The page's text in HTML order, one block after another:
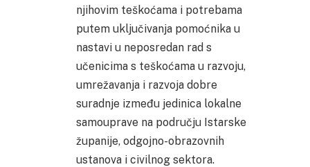
njihovim teškoćama i potrebama
putem uključivanja pomoćnika u
nastavi u neposredan rad s
učenicima s teškoćama u razvoju,
umrežavanja i razvoja dobre
suradnje između jedinica lokalne
samouprave na području Istarske
županije, odgojno-obrazovnih
ustanova i civilnog sektora.